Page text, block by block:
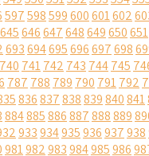
597598599600601602
645646647648649650651
693694695696697698
740 741742 743 744745
787 788 789 790 791792
836837838839840841
884885886887888889
933934935936937938
981982983984985986